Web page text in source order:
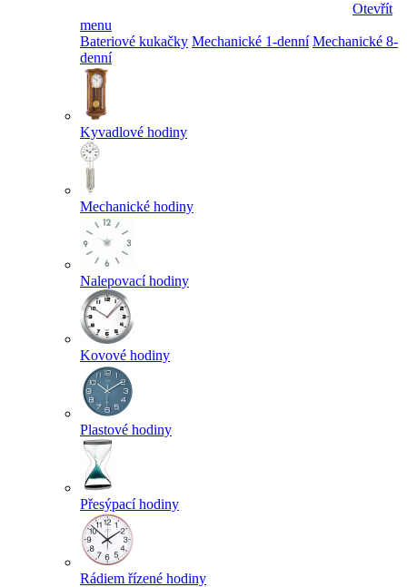
Otevřít
menu
Bateriové kukačky Mechanické 1-denní Mechanické 8-
denní
Kyvadlové hodiny
Mechanické hodiny
Nalepovací hodiny
Kovové hodiny
Plastové hodiny
Přesýpací hodiny
Rádiem řízené hodiny